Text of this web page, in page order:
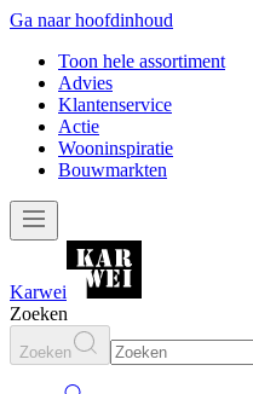
Ga naar hoofdinhoud
Toon hele assortiment
Advies
Klantenservice
Actie
Wooninspiratie
Bouwmarkten
Karwei
Zoeken
Zoeken